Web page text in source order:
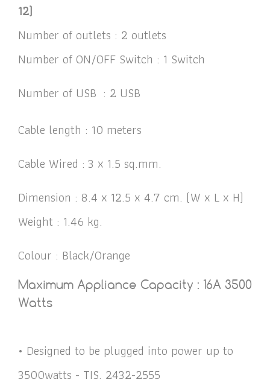
12)
Number of outlets : 2 outlets
Number of ON/OFF Switch : 1 Switch
Number of USB : 2 USB
Cable length : 10 meters
Cable Wired : 3 x 1.5 sq.mm.
Dimension : 8.4 x 12.5 x 4.7 cm. (W x L x H)
Weight : 1.46 kg.
Colour : Black/Orange
Maximum Appliance Capacity : 16A 3500
Watts
• Designed to be plugged into power up to
3500watts - TIS. 2432-2555